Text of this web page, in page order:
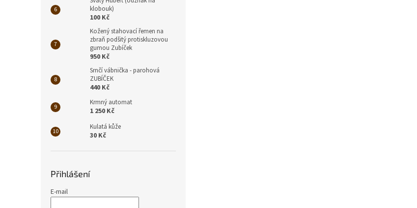
klobouk)
100 Kč
Kožený stahovací řemen na
zbraň podšitý protiskluzovou
gumou Zubíček
950 Kč
Srnčí vábnička - parohová
ZUBÍČEK
440 Kč
Krmný automat
1 250 Kč
Kulatá kůže
30 Kč
Přihlášení
E-mail